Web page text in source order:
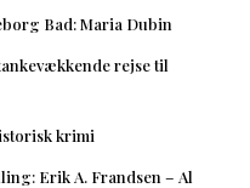
Bad: Maria Dubin
rejse til
krimi
Erik A. Frandsen – Al